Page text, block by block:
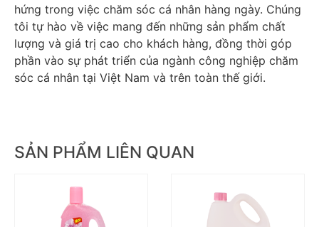
hứng trong việc chăm sóc cá nhân hàng ngày. Chúng
tôi tự hào về việc mang đến những sản phẩm chất
lượng và giá trị cao cho khách hàng, đồng thời góp
phần vào sự phát triển của ngành công nghiệp chăm
sóc cá nhân tại Việt Nam và trên toàn thế giới.
SẢN PHẨM LIÊN QUAN